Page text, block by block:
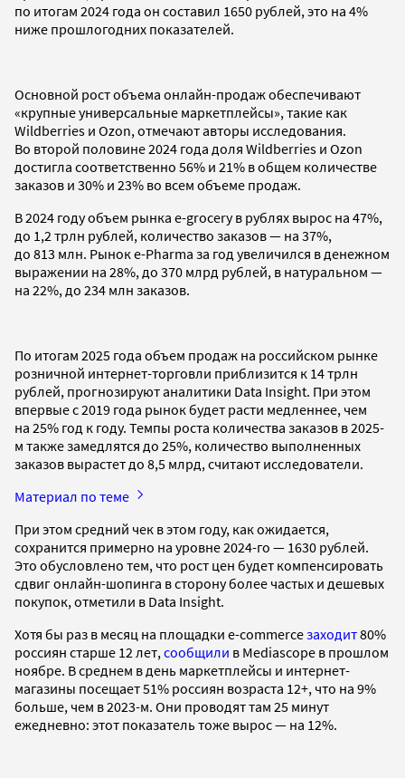
по итогам 2024 года он составил 1650 рублей, это на 4%
ниже прошлогодних показателей.
Основной рост объема онлайн-продаж обеспечивают
«крупные универсальные маркетплейсы», такие как
Wildberries и Ozon, отмечают авторы исследования.
Во второй половине 2024 года доля Wildberries и Ozon
достигла соответственно 56% и 21% в общем количестве
заказов и 30% и 23% во всем объеме продаж.
В 2024 году объем рынка e-grocery в рублях вырос на 47%,
до 1,2 трлн рублей, количество заказов — на 37%,
до 813 млн. Рынок e-Pharma за год увеличился в денежном
выражении на 28%, до 370 млрд рублей, в натуральном —
на 22%, до 234 млн заказов.
По итогам 2025 года объем продаж на российском рынке
розничной интернет-торговли приблизится к 14 трлн
рублей, прогнозируют аналитики Data Insight. При этом
впервые с 2019 года рынок будет расти медленнее, чем
на 25% год к году. Темпы роста количества заказов в 2025-
м также замедлятся до 25%, количество выполненных
заказов вырастет до 8,5 млрд, считают исследователи.
Материал по теме
При этом средний чек в этом году, как ожидается,
сохранится примерно на уровне 2024-го — 1630 рублей.
Это обусловлено тем, что рост цен будет компенсировать
сдвиг онлайн-шопинга в сторону более частых и дешевых
покупок, отметили в Data Insight.
Хотя бы раз в месяц на площадки e-commerceзаходит80%
россиян старше 12 лет, сообщили в Mediascope в прошлом
ноябре. В среднем в день маркетплейсы и интернет-
магазины посещает 51% россиян возраста 12+, что на 9%
больше, чем в 2023-м. Они проводят там 25 минут
ежедневно: этот показатель тоже вырос — на 12%.